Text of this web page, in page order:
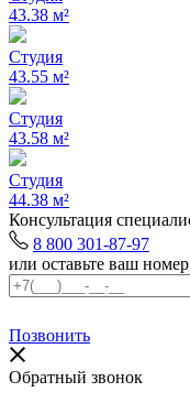
43.38 м²
Студия
43.55 м²
Студия
43.58 м²
Студия
44.38 м²
Консультация
8 800 301-87-97
или оставьте ваш
Позвонить
Обратный звонок